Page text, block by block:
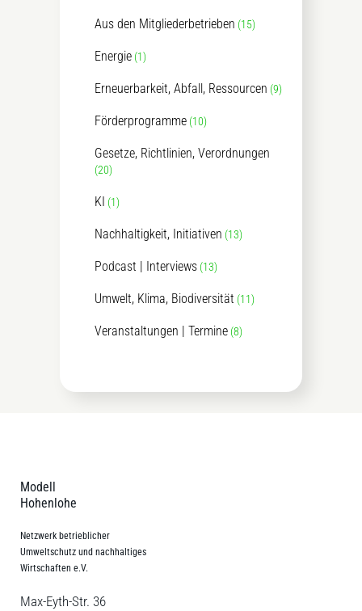
Aus den Mitgliederbetrieben (15)
Energie (1)
Erneuerbarkeit, Abfall, Ressourcen (9)
Förderprogramme (10)
Gesetze, Richtlinien, Verordnungen
(20)
KI (1)
Nachhaltigkeit, Initiativen (13)
Podcast | Interviews (13)
Umwelt, Klima, Biodiversität (11)
Veranstaltungen | Termine (8)
Modell
Hohenlohe
Netzwerk betrieblicher
Umweltschutz und nachhaltiges
Wirtschaften e.V.
Max-Eyth-Str. 36